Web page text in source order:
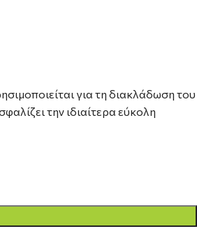
για τη διακλάδωση του
την ιδιαίτερα εύκολη